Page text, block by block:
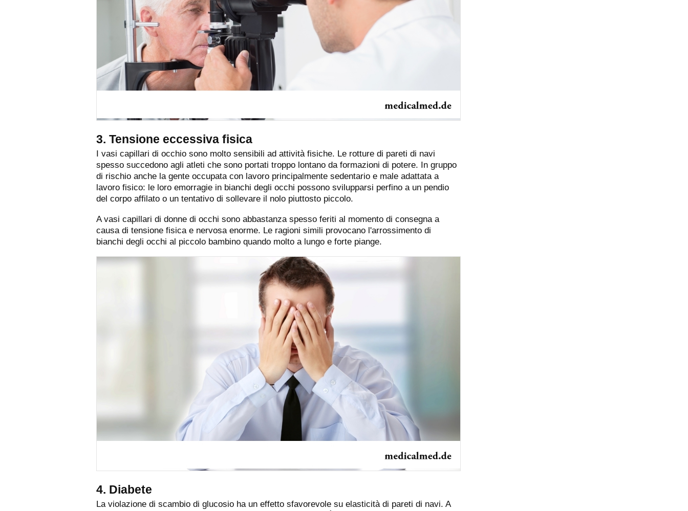
3. Tensione eccessiva fisica
I vasi capillari di occhio sono molto sensibili ad attività fisiche. Le rotture di pareti di navi
spesso succedono agli atleti che sono portati troppo lontano da formazioni di potere. In gruppo
di rischio anche la gente occupata con lavoro principalmente sedentario e male adattata a
lavoro fisico: le loro emorragie in bianchi degli occhi possono svilupparsi perfino a un pendio
del corpo affilato o un tentativo di sollevare il nolo piuttosto piccolo.
A vasi capillari di donne di occhi sono abbastanza spesso feriti al momento di consegna a
causa di tensione fisica e nervosa enorme. Le ragioni simili provocano l'arrossimento di
bianchi degli occhi al piccolo bambino quando molto a lungo e forte piange.
4. Diabete
La violazione di scambio di glucosio ha un effetto sfavorevole su elasticità di pareti di navi. A